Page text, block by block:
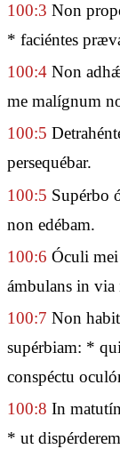
100:3 Non
* faciéntes
100:4 Non
me malígnum
100:5
persequébar.
100:5 Supérbo
non edébam.
100:6 Óculi
ámbulans in
100:7 Non
supérbiam: *
conspéctu
100:8 In
* ut